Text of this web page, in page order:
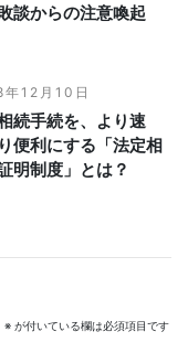
談からの注意喚起
12月10日
続手続を、より速
便利にする「法定相
明制度」とは？
※ が付いている欄は必須項目です